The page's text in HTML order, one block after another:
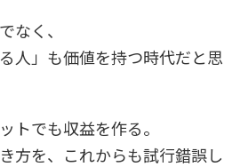
なく、
人」も価値を持つ時代だと思
トでも収益を作る。
方を、これからも試行錯誤し